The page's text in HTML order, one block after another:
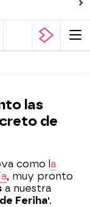
las
de
como l a
, muy pronto
a nuestra
Feriha'.